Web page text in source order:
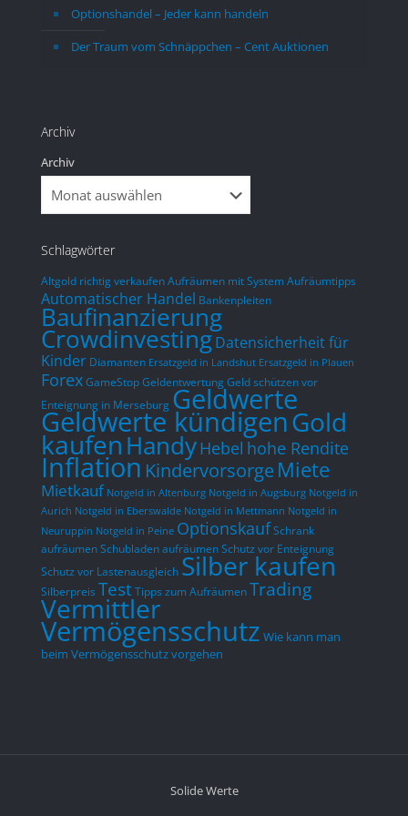
ein paar Jahre in subjektiver Sicherheit
Leben kann. Ich habe mir zum
was ich erlebe, obwohl ich nur in der
Woche in ländlichen Gegenden fahre.
Optionshandel – Jeder kann handeln
Der Traum vom Schnäppchen – Cent Auktionen
Archiv
Archiv
Schlagwörter
Altgold richtig verkaufenAufräumen mit System Aufräumtipps
Automatischer Handel Bankenpleiten
Baufinanzierung
CrowdinvestingDatensicherheit für
Kinder Diamanten Ersatzgeld in Landshut Ersatzgeld in Plauen
ForexGameStopGeldentwertungGeld schützen vor
Enteignung in Merseburg Geldwerte
Geldwerte kündigenGold
kaufenHandyHebel hohe Rendite
Inflation KindervorsorgeMiete
Mietkauf Notgeld in Altenburg Notgeld in Augsburg Notgeld in
Aurich Notgeld in Eberswalde Notgeld in Mettmann Notgeld in
Neuruppin Notgeld in Peine OptionskaufSchrank
aufräumenSchubladen aufräumenSchutz vor Enteignung
Schutz vor Lastenausgleich Silber kaufen
Silberpreis TestTipps zum AufräumenTrading
Vermittler
Vermögensschutz Wie kann man
beim Vermögensschutz vorgehen
Solide Werte